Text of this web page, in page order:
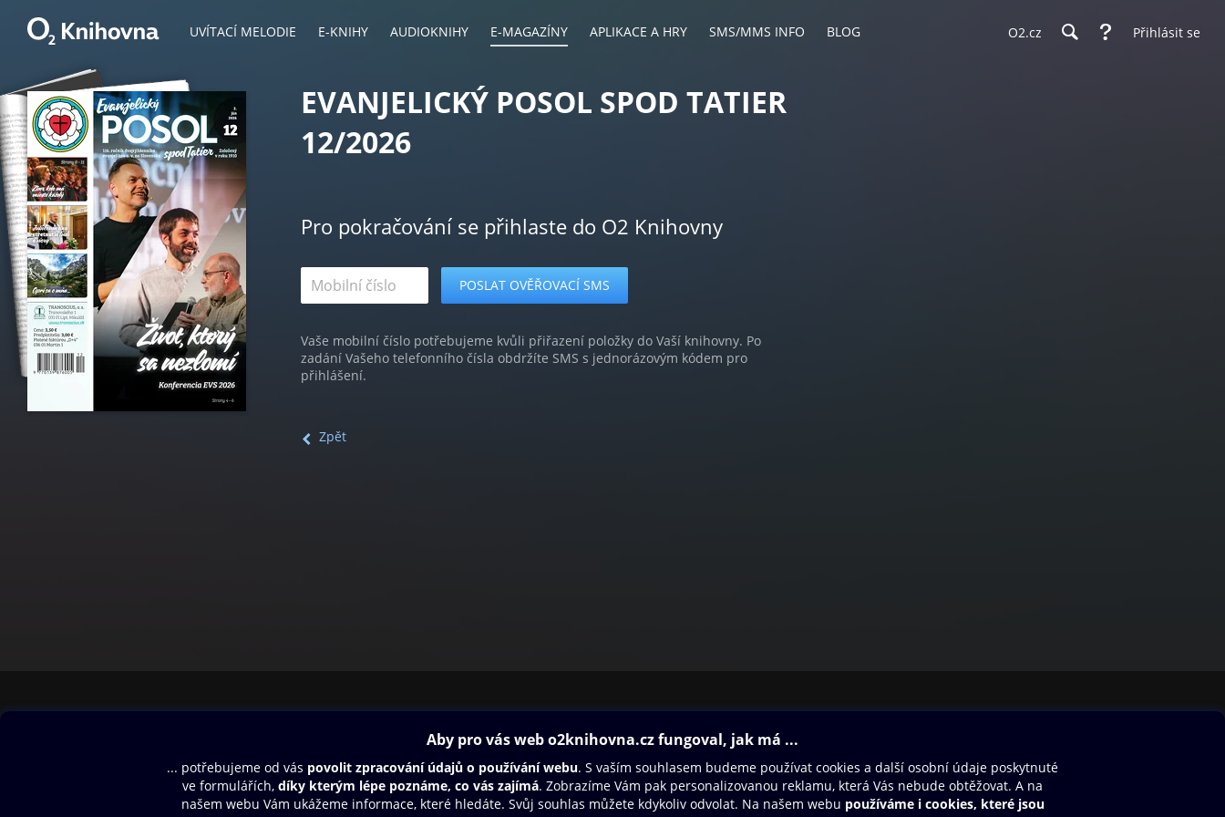
UVÍTACÍ MELODIE E-KNIHY AUDIOKNIHY E-MAGAZÍNY APLIKACE A HRY SMS/MMS INFO BLOG O2.cz Přihlásit se
EVANJELICKÝ POSOL SPOD TATIER
12/2026
Pro pokračování se přihlaste do O2 Knihovny
Vaše mobilní číslo potřebujeme kvůli přiřazení položky do Vaší knihovny. Po
zadání Vašeho telefonního čísla obdržíte SMS s jednorázovým kódem pro
přihlášení.
Zpět
Aplikace a hry
SMS/MMS Info
Blog
Dárkový poukaz
Nápověda
Oneplay Originály
Sport